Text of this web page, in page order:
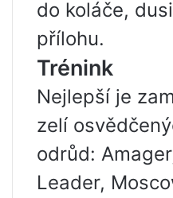
do koláče,
přílohu.
Trénink
Nejlepší je
zelí
odrůd:
Leader,